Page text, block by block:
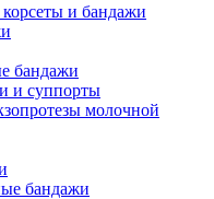
и бандажи
бандажи
и суппорты
молочной
бандажи